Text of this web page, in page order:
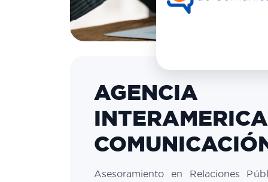
AGENCIA
Asesoramiento en Relaciones